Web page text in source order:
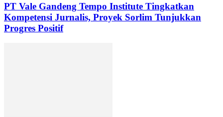
PT Vale Gandeng Tempo Institute Tingkatkan
Kompetensi Jurnalis, Proyek Sorlim Tunjukkan
Progres Positif